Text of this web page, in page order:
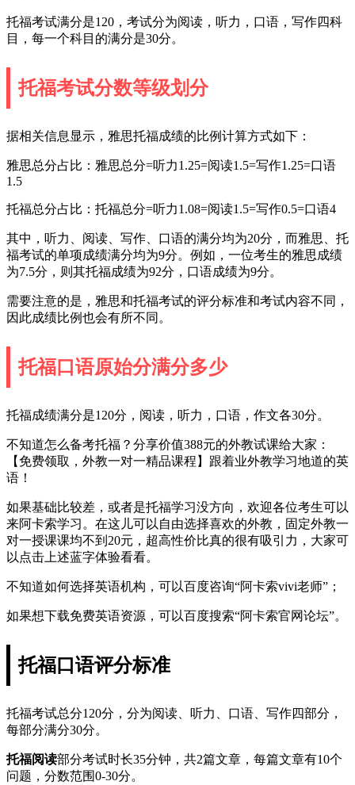
托福考试满分是120，考试分为阅读，听力，口语，写作四科
目，每一个科目的满分是30分。
托福考试分数等级划分
据相关信息显示，雅思托福成绩的比例计算方式如下：
雅思总分占比：雅思总分=听力1.25=阅读1.5=写作1.25=口语
1.5
托福总分占比：托福总分=听力1.08=阅读1.5=写作0.5=口语4
其中，听力、阅读、写作、口语的满分均为20分，而雅思、托
福考试的单项成绩满分均为9分。例如，一位考生的雅思成绩
为7.5分，则其托福成绩为92分，口语成绩为9分。
需要注意的是，雅思和托福考试的评分标准和考试内容不同，
因此成绩比例也会有所不同。
托福口语原始分满分多少
托福成绩满分是120分，阅读，听力，口语，作文各30分。
不知道怎么备考托福？分享价值388元的外教试课给大家：
【免费领取，外教一对一精品课程】跟着业外教学习地道的英
语！
如果基础比较差，或者是托福学习没方向，欢迎各位考生可以
来阿卡索学习。在这儿可以自由选择喜欢的外教，固定外教一
对一授课课均不到20元，超高性价比真的很有吸引力，大家可
以点击上述蓝字体验看看。
不知道如何选择英语机构，可以百度咨询“阿卡索vivi老师”；
如果想下载免费英语资源，可以百度搜索“阿卡索官网论坛”。
托福口语评分标准
托福考试总分120分，分为阅读、听力、口语、写作四部分，
每部分满分30分。
托福阅读部分考试时长35分钟，共2篇文章，每篇文章有10个
问题，分数范围0-30分。